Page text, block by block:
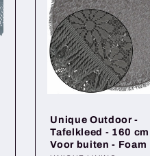
Unique Outdoor -
Tafelkleed - 160
Voor buiten - Foam